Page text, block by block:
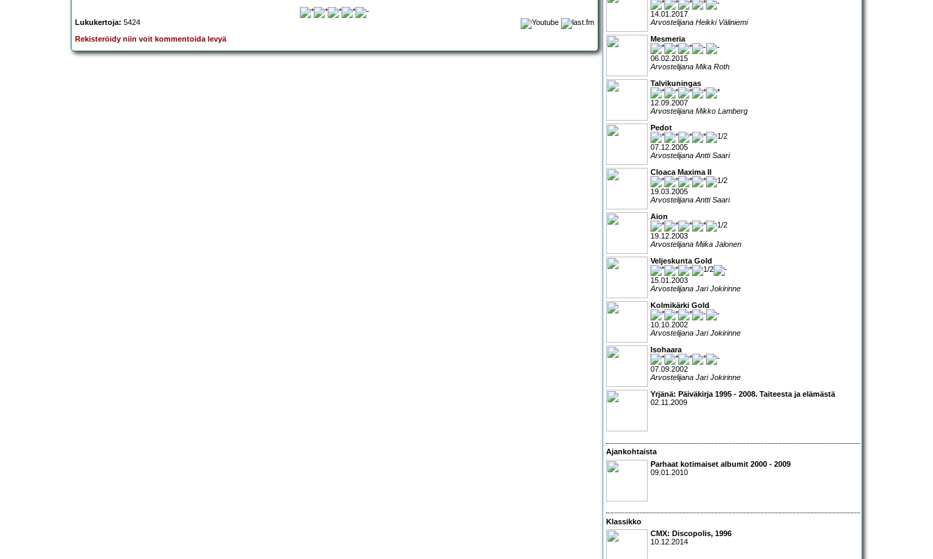
Lukukertoja: 5424
Rekisteröidy niin voit kommentoida levyä
14.01.2017
Arvostelijana Heikki Väliniemi
Mesmeria
06.02.2015
Arvostelijana Mika Roth
Talvikuningas
12.09.2007
Arvostelijana Mikko Lamberg
Pedot
07.12.2005
Arvostelijana Antti Saari
Cloaca Maxima II
19.03.2005
Arvostelijana Antti Saari
Aion
19.12.2003
Arvostelijana Miika Jalonen
Veljeskunta Gold
15.01.2003
Arvostelijana Jari Jokirinne
Kolmikärki Gold
10.10.2002
Arvostelijana Jari Jokirinne
Isohaara
07.09.2002
Arvostelijana Jari Jokirinne
Yrjänä: Päiväkirja 1995 - 2008. Taiteesta ja elämästä
02.11.2009
Ajankohtaista
Parhaat kotimaiset albumit 2000 - 2009
09.01.2010
Klassikko
CMX: Discopolis, 1996
10.12.2014